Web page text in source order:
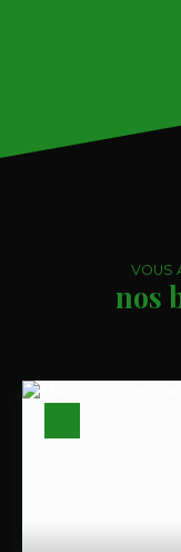
VOUS
nos